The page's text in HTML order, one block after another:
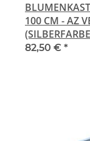
100 CM - AZ
82,50 € *